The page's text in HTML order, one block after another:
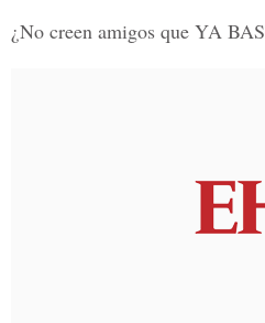
¿No creen amigos que YA